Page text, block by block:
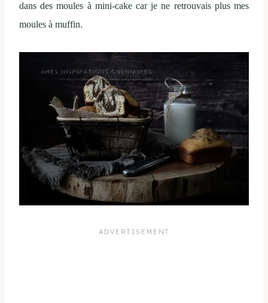
dans des moules à mini-cake car je ne retrouvais plus mes
moules à muffin.